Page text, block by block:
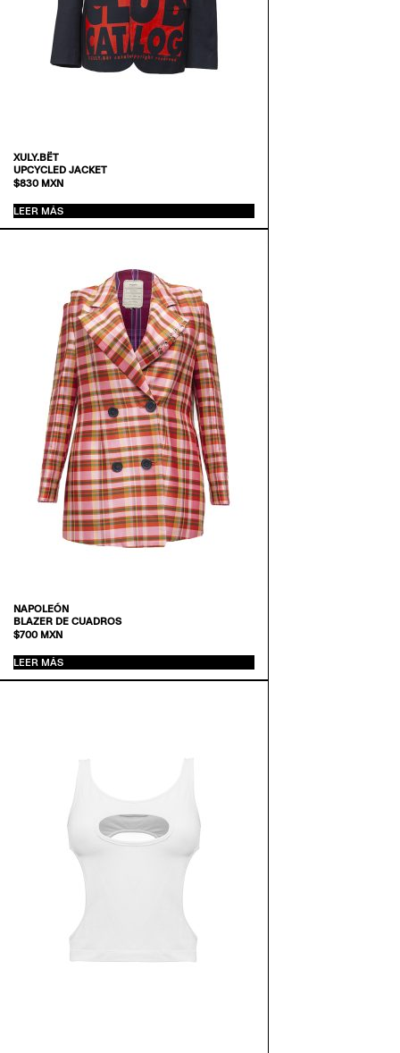
XULY.BËT
UPCYCLED JACKET
$830MXN
LEER MÁS
NAPOLEÓN
BLAZER DE CUADROS
$700MXN
LEER MÁS